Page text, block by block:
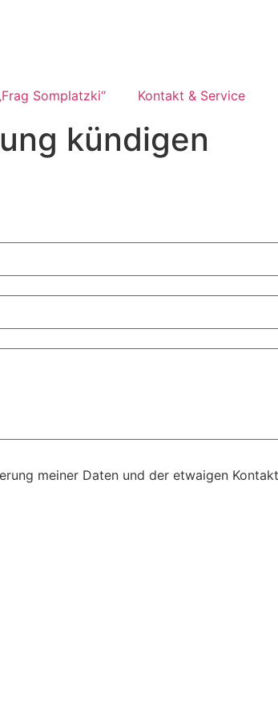
Somplatzki“ Kontakt & Service
kündigen
meiner Daten und der etwaigen